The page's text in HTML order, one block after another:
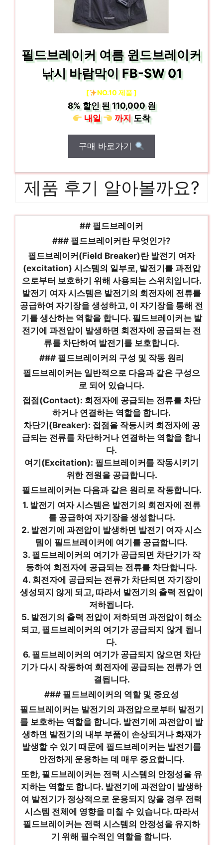
필드브레이커 여름 윈드브레이커
낚시 바람막이 FB-SW 01
[ NO.10 제품 ]
8%할인 된110,000 원
내일
까지도착
구매 바로가기
제품 후기 알아볼까요?
## 필드브레이커
### 필드브레이커란 무엇인가?
필드브레이커(Field Breaker)란 발전기 여자
(excitation) 시스템의 일부로, 발전기를 과전압
으로부터 보호하기 위해 사용되는 스위치입니다.
발전기 여자 시스템은 발전기의 회전자에 전류를
공급하여 자기장을 생성하고, 이 자기장을 통해 전
기를 생산하는 역할을 합니다. 필드브레이커는 발
전기에 과전압이 발생하면 회전자에 공급되는 전
류를 차단하여 발전기를 보호합니다.
### 필드브레이커의 구성 및 작동 원리
필드브레이커는 일반적으로 다음과 같은 구성으
로 되어 있습니다.
접점(Contact): 회전자에 공급되는 전류를 차단
하거나 연결하는 역할을 합니다.
차단기(Breaker): 접점을 작동시켜 회전자에 공
급되는 전류를 차단하거나 연결하는 역할을 합니
다.
여기(Excitation): 필드브레이커를 작동시키기
위한 전원을 공급합니다.
필드브레이커는 다음과 같은 원리로 작동합니다.
1. 발전기 여자 시스템은 발전기의 회전자에 전류
를 공급하여 자기장을 생성합니다.
2. 발전기에 과전압이 발생하면 발전기 여자 시스
템이 필드브레이커에 여기를 공급합니다.
3. 필드브레이커의 여기가 공급되면 차단기가 작
동하여 회전자에 공급되는 전류를 차단합니다.
4. 회전자에 공급되는 전류가 차단되면 자기장이
생성되지 않게 되고, 따라서 발전기의 출력 전압이
저하됩니다.
5. 발전기의 출력 전압이 저하되면 과전압이 해소
되고, 필드브레이커의 여기가 공급되지 않게 됩니
다.
6. 필드브레이커의 여기가 공급되지 않으면 차단
기가 다시 작동하여 회전자에 공급되는 전류가 연
결됩니다.
### 필드브레이커의 역할 및 중요성
필드브레이커는 발전기의 과전압으로부터 발전기
를 보호하는 역할을 합니다. 발전기에 과전압이 발
생하면 발전기의 내부 부품이 손상되거나 화재가
발생할 수 있기 때문에 필드브레이커는 발전기를
안전하게 운용하는 데 매우 중요합니다.
또한, 필드브레이커는 전력 시스템의 안정성을 유
지하는 역할도 합니다. 발전기에 과전압이 발생하
여 발전기가 정상적으로 운용되지 않을 경우 전력
시스템 전체에 영향을 미칠 수 있습니다. 따라서
필드브레이커는 전력 시스템의 안정성을 유지하
기 위해 필수적인 역할을 합니다.